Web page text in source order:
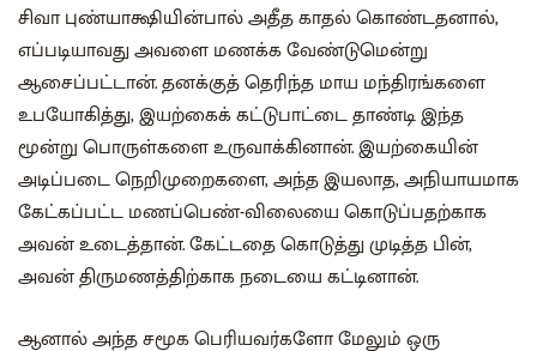
சிவா புண்யாக்ஷியின்பால் அதீத காதல் கொண்டதனால்,
எப்படியாவது அவளை மணக்க வேண்டுமென்று
ஆசைப்பட்டான். தனக்குத் தெரிந்த மாய மந்திரங்களை
உபயோகித்து, இயற்கைக் கட்டுபாட்டை தாண்டி இந்த
மூன்று பொருள்களை உருவாக்கினான். இயற்கையின்
அடிப்படை நெறிமுறைகளை, அந்த இயலாத, அநியாயமாக
கேட்கப்பட்ட மணப்பெண்-விலையை கொடுப்பதற்காக
அவன் உடைத்தான். கேட்டதை கொடுத்து முடித்த பின்,
அவன் திருமணத்திற்காக நடையை கட்டினான்.
ஆனால் அந்த சமூக பெரியவர்களோ மேலும் ஒரு